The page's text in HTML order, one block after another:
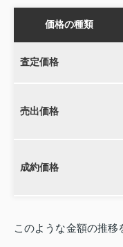
価格の種類
査定価格
売出価格
成約価格
このような金額の推